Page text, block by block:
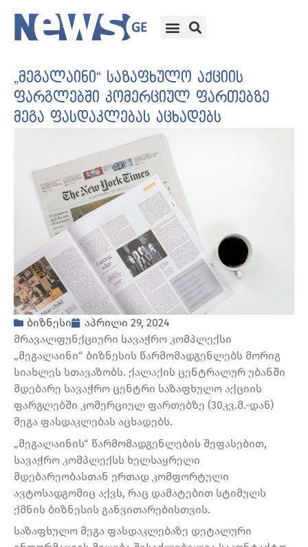
„მეგალაინი“ საზაფხულო აქციის
ფარგლებში კომერციულ ფართებზე
მეგა ფასდაკლებას აცხადებს
ბიზნესი
აპრილი 29, 2024
მრავალფუნქციური სავაჭრო კომპლექსი
„მეგალაინი“ ბიზნესის წარმომადგენლებს მორიგ
სიახლეს სთავაზობს. ქალაქის ცენტრალურ უბანში
მდებარე სავაჭრო ცენტრი საზაფხულო აქციის
ფარგლებში კომერციულ ფართებზე (30კვ.მ.-დან)
მეგა ფასდაკლებას აცხადებს.
„მეგალაინის“ წარმომადგენლების შეფასებით,
სავაჭრო კომპლექსს ხელსაყრელი
მდებარეობასთან ერთად კომფორტული
ავტოსადგომიც აქვს, რაც დამატებით სტიმულს
ქმნის ბიზნესის განვითარებისთვის.
საზაფხულო მეგა ფასდაკლებაზე დეტალური